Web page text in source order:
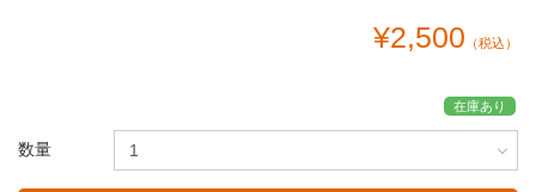
¥2,500 （税込）
在庫あり
数量